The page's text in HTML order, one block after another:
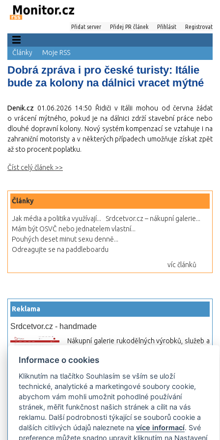
Přidat server Přidej PR článek Přihlásit Registrovat
Články Moje RSS
Dobrá zpráva i pro české turisty: Itálie
bude za kolony na dálnici vracet mýtné
Denik.cz 01.06.2026 14:50 Řidiči v Itálii mohou od června žádat
o vrácení mýtného, pokud je na dálnici zdrží stavební práce nebo
dlouhé dopravní kolony. Nový systém kompenzací se vztahuje i na
zahraniční motoristy a v některých případech umožňuje získat zpět
až sto procent poplatku.
Číst celý článek >>
Články
Jak média a politika využívají...
Srdcetvor.cz – nákupní galerie...
Mám být OSVČ nebo jednatelem vlastní...
Pouhých deset minut sexu denně...
Odreagujte se na paddleboardu
víc článků
Reklama
Srdcetvor.cz - handmade
Nákupní galerie rukodělných výrobků, služeb a
začít prodávat nebo jen nakupovat.
Hledej-hosting.cz - webhosting, VPS
hosting
Přehled webhostingových, multihosting a VPS
hosting programů s možností jejich
pokročilého vyhledávání a porovnávání.
Najděte si jednoduše vhodný hosting.
Informace o cookies
Kliknutím na tlačítko Souhlasím se vším se uloží
technické, analytické a marketingové soubory cookie,
abychom vám mohli umožnit pohodlné používání
stránek, měřit funkčnost našich stránek a cílit na vás
reklamu. Další podrobnosti týkající se souborů cookie a
dalších citlivých údajů naleznete navíce informací. Své
preference můžete snadno upravit kliknutím na Nastavení